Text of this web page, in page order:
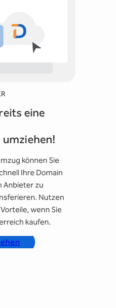
eine
können Sie
Ihre Domain
Anbieter zu
Nutzen
wenn Sie
kaufen.